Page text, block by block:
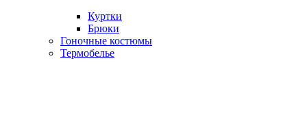
Куртки
Брюки
Гоночные костюмы
Термобелье